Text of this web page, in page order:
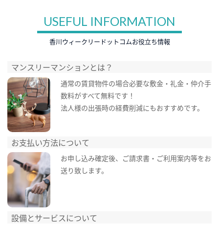
USEFUL INFORMATION
香川ウィークリードットコムお役立ち情報
マンスリーマンションとは？
通常の賃貸物件の場合必要な敷金・礼金・仲介手
数料がすべて無料です！
法人様の出張時の経費削減にもおすすめです。
お支払い方法について
お申し込み確定後、ご請求書・ご利用案内等をお
送り致します。
設備とサービスについて